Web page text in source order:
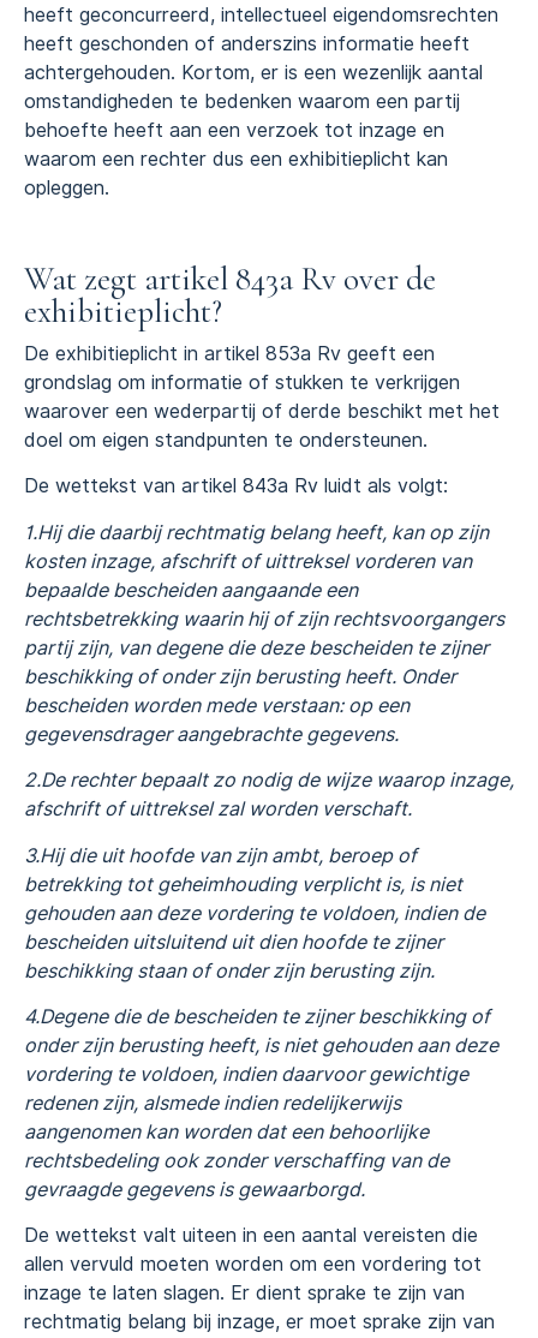
heeft geconcurreerd, intellectueel eigendomsrechten
heeft geschonden of anderszins informatie heeft
achtergehouden. Kortom, er is een wezenlijk aantal
omstandigheden te bedenken waarom een partij
behoefte heeft aan een verzoek tot inzage en
waarom een rechter dus een exhibitieplicht kan
opleggen.
Wat zegt artikel 843a Rv over de
exhibitieplicht?
De exhibitieplicht in artikel 853a Rv geeft een
grondslag om informatie of stukken te verkrijgen
waarover een wederpartij of derde beschikt met het
doel om eigen standpunten te ondersteunen.
De wettekst van artikel 843a Rv luidt als volgt:
1.Hij die daarbij rechtmatig belang heeft, kan op zijn
kosten inzage, afschrift of uittreksel vorderen van
bepaalde bescheiden aangaande een
rechtsbetrekking waarin hij of zijn rechtsvoorgangers
partij zijn, van degene die deze bescheiden te zijner
beschikking of onder zijn berusting heeft. Onder
bescheiden worden mede verstaan: op een
gegevensdrager aangebrachte gegevens.
2.De rechter bepaalt zo nodig de wijze waarop inzage,
afschrift of uittreksel zal worden verschaft.
3.Hij die uit hoofde van zijn ambt, beroep of
betrekking tot geheimhouding verplicht is, is niet
gehouden aan deze vordering te voldoen, indien de
bescheiden uitsluitend uit dien hoofde te zijner
beschikking staan of onder zijn berusting zijn.
4.Degene die de bescheiden te zijner beschikking of
onder zijn berusting heeft, is niet gehouden aan deze
vordering te voldoen, indien daarvoor gewichtige
redenen zijn, alsmede indien redelijkerwijs
aangenomen kan worden dat een behoorlijke
rechtsbedeling ook zonder verschaffing van de
gevraagde gegevens is gewaarborgd.
De wettekst valt uiteen in een aantal vereisten die
allen vervuld moeten worden om een vordering tot
inzage te laten slagen. Er dient sprake te zijn van
rechtmatig belang bij inzage, er moet sprake zijn van